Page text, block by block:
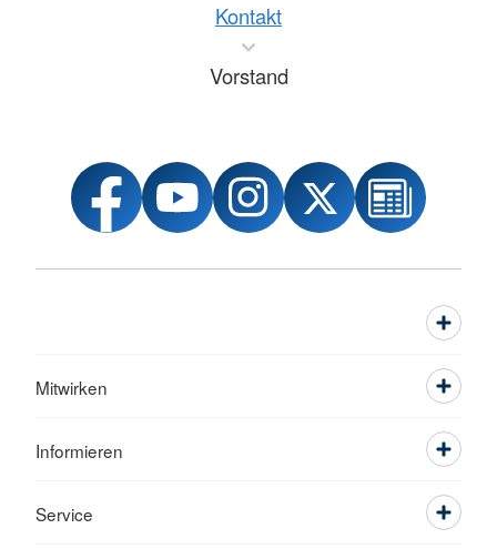
Kontakt
Vorstand
Mitwirken
Informieren
Service